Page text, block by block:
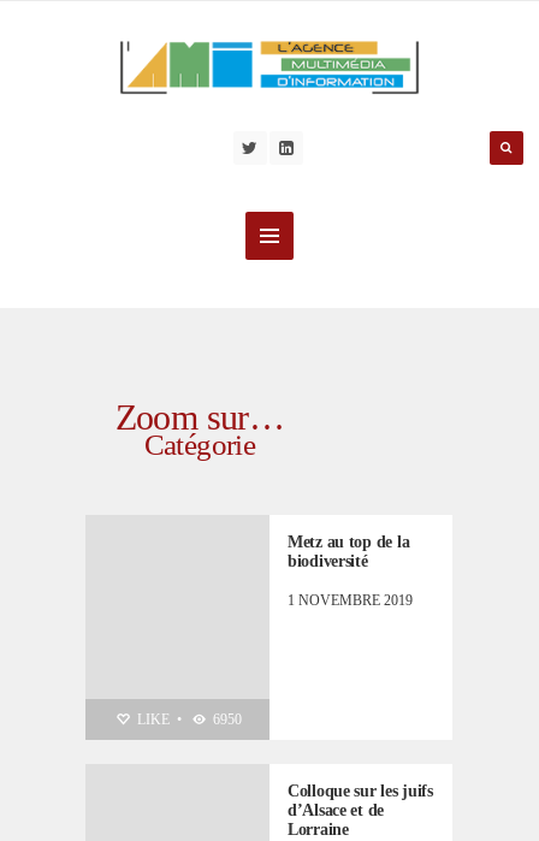
Zoom sur…
Catégorie
LIKE • 6950
Metz au top de la
biodiversité
1 NOVEMBRE 2019
Colloque sur les juifs
d’Alsace et de
Lorraine